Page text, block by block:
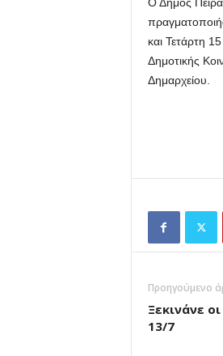
και Τετάρτη
Δημοτικής
Δημαρχείου.
Προηγούμενο
Ξεκινάνε
13/7